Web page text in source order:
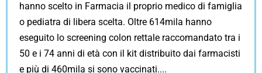
hanno scelto in Farmacia il proprio medico di famiglia
o pediatra di libera scelta. Oltre 614mila hanno
eseguito lo screening colon rettale raccomandato tra i
50 e i 74 anni di età con il kit distribuito dai farmacisti
e più di 460mila si sono vaccinati.